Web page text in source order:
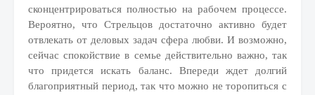
сконцентрироваться полностью на рабочем процессе.
Вероятно, что Стрельцов достаточно активно будет
отвлекать от деловых задач сфера любви. И возможно,
сейчас спокойствие в семье действительно важно, так
что придется искать баланс. Впереди ждет долгий
благоприятный период, так что можно не торопиться с